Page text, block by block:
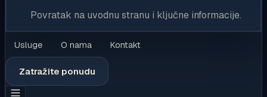
Povratak na uvodnu stranu i ključne informacije.
Usluge O nama Kontakt
Zatražite ponudu